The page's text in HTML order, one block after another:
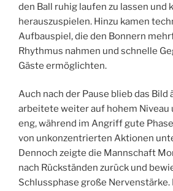
den Ball ruhig laufen zu lassen und
herauszuspielen. Hinzu kamen
Aufbauspiel, die den Bonnern
Rhythmus nahmen und schnelle
Gäste ermöglichten.
Auch nach der Pause blieb das Bild
arbeitete weiter auf hohem Niveau
eng, während im Angriff gute
von unkonzentrierten Aktionen
Dennoch zeigte die Mannschaft
nach Rückständen zurück und
Schlussphase große Nervenstärke.